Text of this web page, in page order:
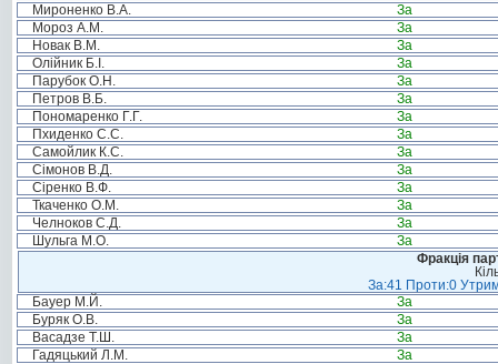
Мироненко В.А.
За
Мороз А.М.
За
Новак В.М.
За
Олійник Б.І.
За
Парубок О.Н.
За
Петров В.Б.
За
Пономаренко Г.Г.
За
Пхиденко С.С.
За
Самойлик К.С.
За
Сімонов В.Д.
За
Сіренко В.Ф.
За
Ткаченко О.М.
За
Челноков С.Д.
За
Шульга М.О.
За
Фракція
За:41 Проти:0
Бауер М.Й.
За
Буряк О.В.
За
Васадзе Т.Ш.
За
Гадяцький Л.М.
За